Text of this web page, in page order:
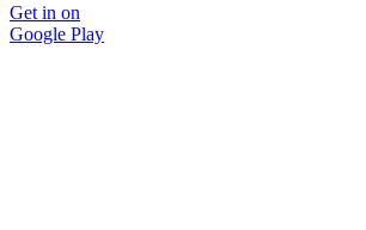
Get in on
Google Play